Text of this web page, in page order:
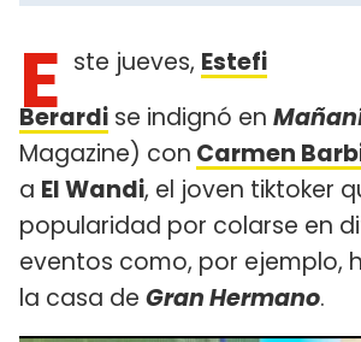
E ste jueves, Estefi
Berardi se indignó en
Magazine) con Carmen
a El Wandi, el joven tiktoker
popularidad por colarse en
eventos como, por ejemplo,
la casa de Gran Hermano.